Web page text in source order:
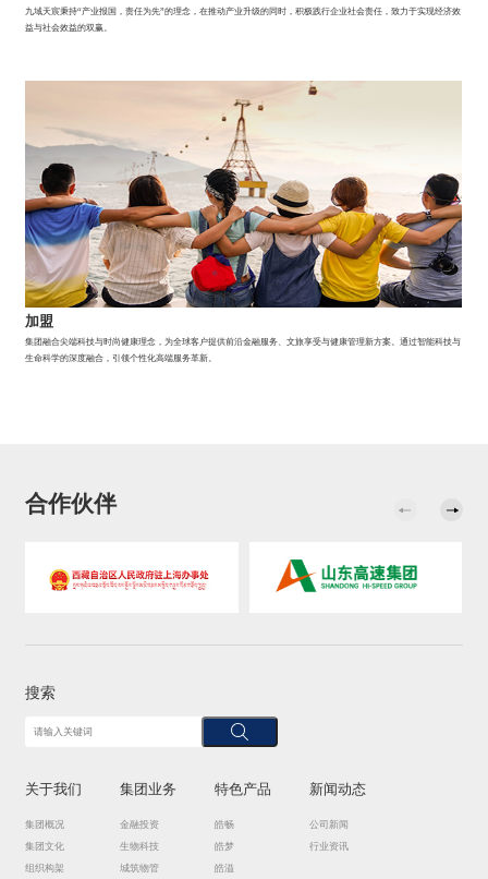
九域天宸秉持“产业报国，责任为先”的理念，在推动产业升级的同时，积极践行企业社会责任，致力于实现经济效
益与社会效益的双赢。
加盟
集团融合尖端科技与时尚健康理念，为全球客户提供前沿金融服务、文旅享受与健康管理新方案。通过智能科技与
生命科学的深度融合，引领个性化高端服务革新。
合作伙伴
搜索
关于我们
集团概况
集团文化
组织构架
集团业务
金融投资
生物科技
城筑物管
特色产品
皓畅
皓梦
皓溢
新闻动态
公司新闻
行业资讯